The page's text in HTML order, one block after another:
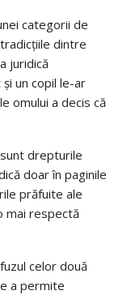
categorii de
dintre
juridică
un copil le-ar
omului a decis că
drepturile
doar în paginile
prăfuite ale
mai respectă
celor două
a permite